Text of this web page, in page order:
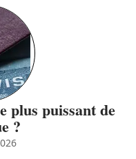
plus puissant de
?